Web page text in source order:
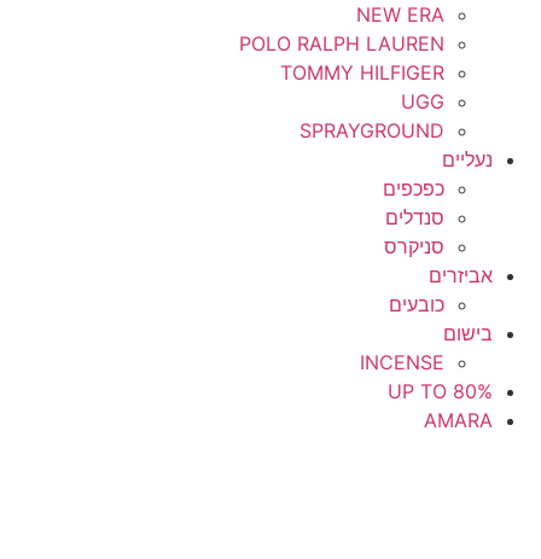
NEW ERA
POLO RALPH LAUREN
TOMMY HILFIGER
UGG
SPRAYGROUND
נעליים
כפכפים
סנדלים
סניקרס
אביזרים
כובעים
בישום
INCENSE
UP TO 80%
AMARA